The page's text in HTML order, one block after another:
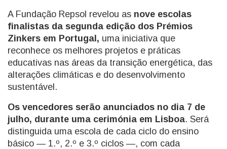
A Fundação Repsol revelou as nove escolas
finalistas da segunda edição dos Prémios
Zinkers em Portugal, uma iniciativa que
reconhece os melhores projetos e práticas
educativas nas áreas da transição energética, das
alterações climáticas e do desenvolvimento
sustentável.
Os vencedores serão anunciados no dia 7 de
julho, durante uma cerimónia em Lisboa. Será
distinguida uma escola de cada ciclo do ensino
básico — 1.º, 2.º e 3.º ciclos —, com cada